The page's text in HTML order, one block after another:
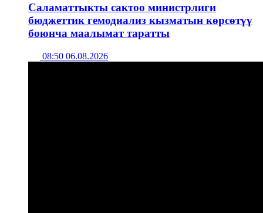
Саламаттыкты сактоо министрлиги
бюджеттик гемодиализ кызматын көрсөтүү
боюнча маалымат таратты
08:50 06.08.2026